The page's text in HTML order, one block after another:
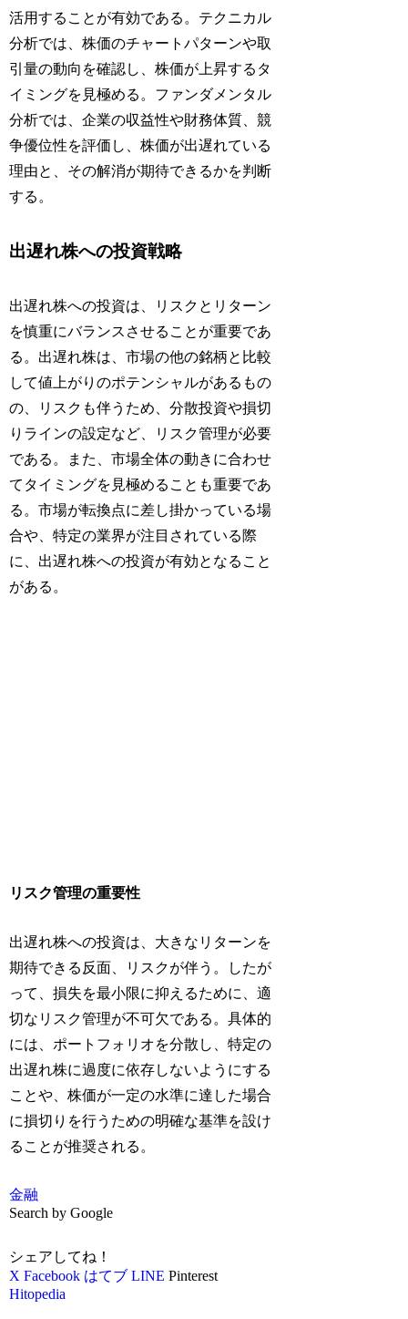
活用することが有効である。テクニカル
分析では、株価のチャートパターンや取
引量の動向を確認し、株価が上昇するタ
イミングを見極める。ファンダメンタル
分析では、企業の収益性や財務体質、競
争優位性を評価し、株価が出遅れている
理由と、その解消が期待できるかを判断
する。
出遅れ株への投資戦略
出遅れ株への投資は、リスクとリターン
を慎重にバランスさせることが重要であ
る。出遅れ株は、市場の他の銘柄と比較
して値上がりのポテンシャルがあるもの
の、リスクも伴うため、分散投資や損切
りラインの設定など、リスク管理が必要
である。また、市場全体の動きに合わせ
てタイミングを見極めることも重要であ
る。市場が転換点に差し掛かっている場
合や、特定の業界が注目されている際
に、出遅れ株への投資が有効となること
がある。
リスク管理の重要性
出遅れ株への投資は、大きなリターンを
期待できる反面、リスクが伴う。したが
って、損失を最小限に抑えるために、適
切なリスク管理が不可欠である。具体的
には、ポートフォリオを分散し、特定の
出遅れ株に過度に依存しないようにする
ことや、株価が一定の水準に達した場合
に損切りを行うための明確な基準を設け
ることが推奨される。
金融
Search by Google
シェアしてね！
X Facebook はてブ LINE Pinterest
Hitopedia